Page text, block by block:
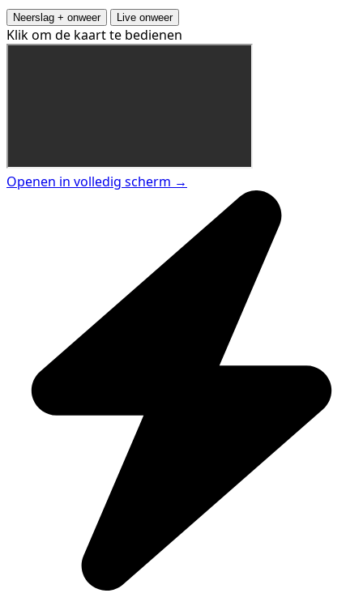
Neerslag + onweer Live onweer
Klik om de kaart te bedienen
Openen in volledig scherm →